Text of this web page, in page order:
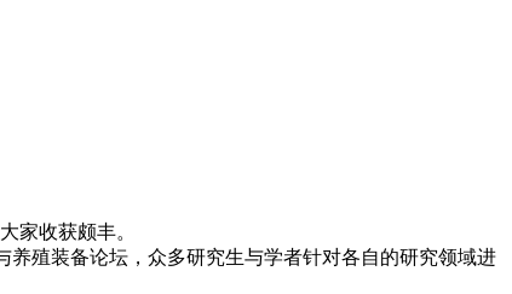
家收获颇丰。
养殖装备论坛，众多研究生与学者针对各自的研究领域进